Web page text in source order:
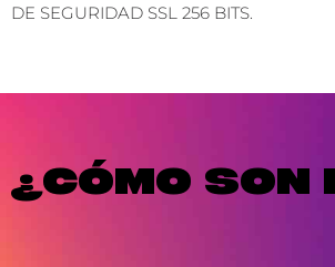
DE SEGURIDAD SSL 256 BITS.
¿CÓMO SON